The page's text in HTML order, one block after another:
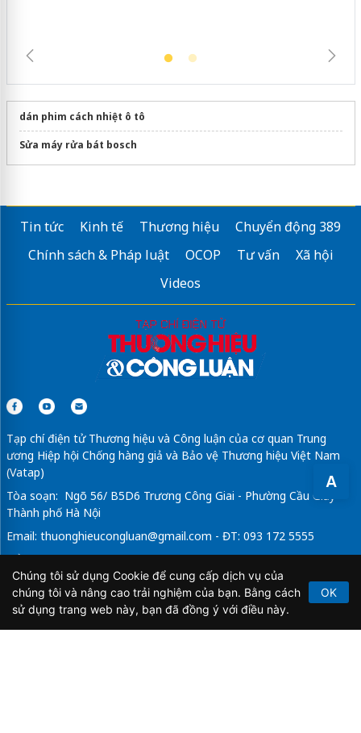
A
dán phim cách nhiệt ô tô
Sửa máy rửa bát bosch
Tin tức Kinh tế Thương hiệu
Chuyển động 389
Chính sách & Pháp luật
OCOP Tư vấn
Xã hội
Videos
Tạp chí điện tử Thương hiệu và Công luận của cơ quan Trung
ương Hiệp hội Chống hàng giả và Bảo vệ Thương hiệu Việt Nam
(Vatap)
Tòa soạn: Ngõ 56/ B5D6 Trương Công Giai - Phường Cầu Giấy -
Thành phố Hà Nội
Email: thuonghieucongluan@gmail.com - ĐT: 093 172 5555
Tổng Biên Tập: Vũ Đức Thuận
Giấy phép hoạt động báo chí điện tử số 64/GP-BTTTT do Bộ
Thông tin và Truyền thông cấp ngày 21/2/2020.
Chúng tôi sử dụng Cookie để cung cấp dịch vụ của
chúng tôi và nâng cao trải nghiệm của bạn. Bằng cách
sử dụng trang web này, bạn đã đồng ý với điều này.
OK